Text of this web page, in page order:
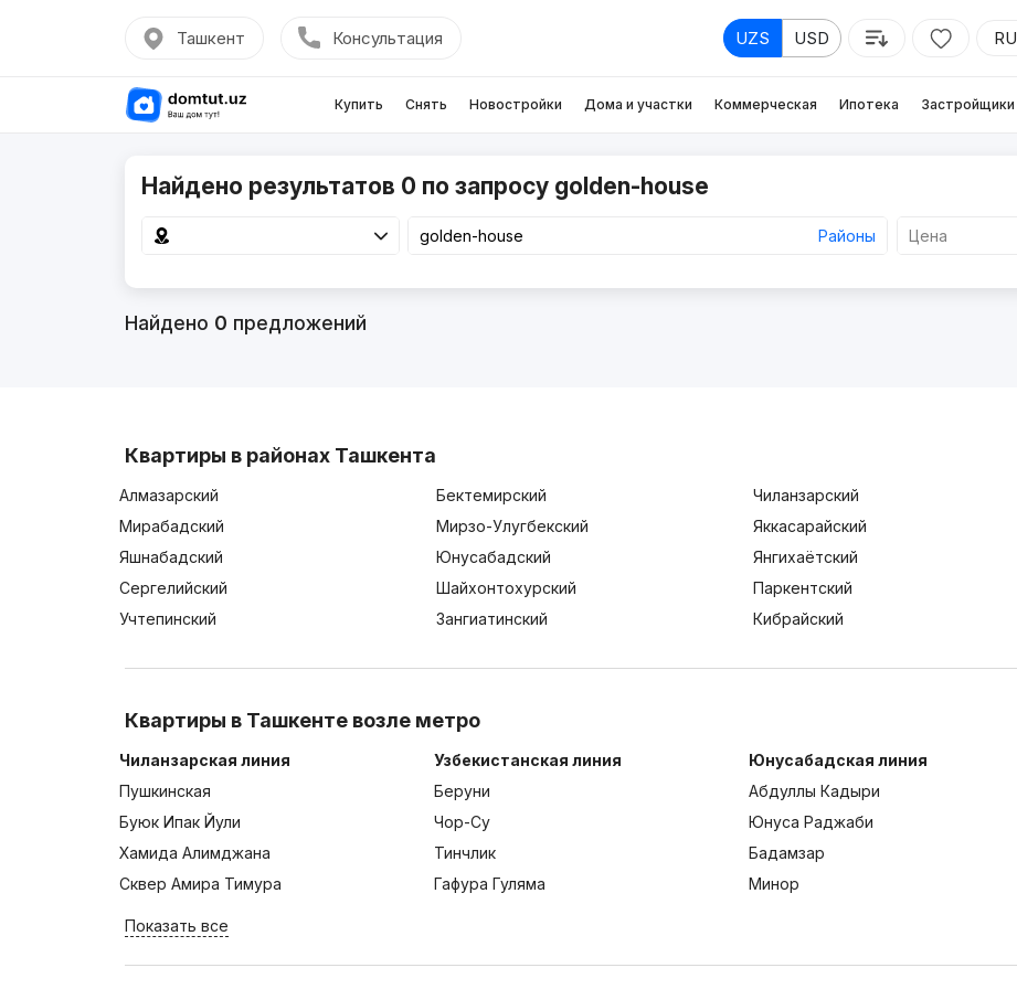
Ташкент Консультация UZS USD RU
Купить Снять Новостройки Дома и участки Коммерческая Ипотека Застройщики
Найдено результатов 0 по запросу golden-house
Районы Цена
Найдено 0 предложений
Квартиры в районах Ташкента
Алмазарский Бектемирский
Чиланзарский
Мирабадский
Мирзо-Улугбекский
Яккасарайский
Яшнабадский
Юнусабадский
Янгихаётский
Сергелийский
Шайхонтохурский
Паркентский
Учтепинский
Зангиатинский Кибрайский
Квартиры в Ташкенте возле метро
Чиланзарская линия
Пушкинская
Буюк Ипак Йули
Хамида Алимджана
Сквер Амира Тимура
Узбекистанская линия
Беруни
Чор-Су
Тинчлик
Гафура Гуляма
Юнусабадская линия
Абдуллы Кадыри
Юнуса Раджаби
Бадамзар
Минор
Показать все